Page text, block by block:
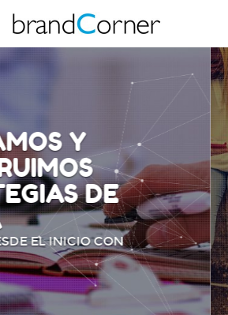
NUESTRO
COMUNICAR
CONECTAR
CON EL
OBJETIVO
LA MARCA ES UN ACTIVO
DE LAS EMPRESAS